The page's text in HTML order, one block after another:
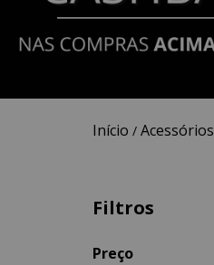
Início / Acessórios
Filtros
Preço